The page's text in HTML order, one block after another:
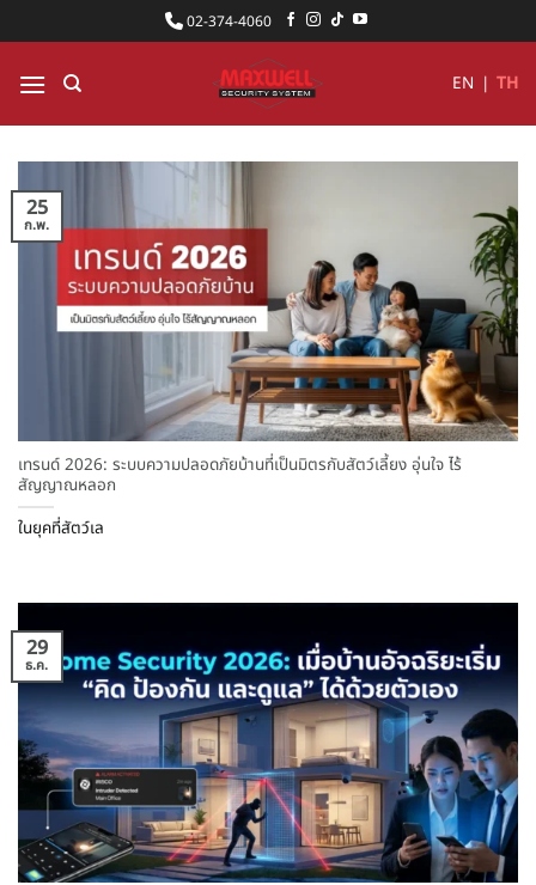
ไป
ยัง
เนื้อหา
02-374-4060
EN | TH
เทรนด์ 2026: ระบบความปลอดภัยบ้านที่เป็นมิตรกับสัตว์เลี้ยง อุ่นใจ ไร้
สัญญาณหลอก
ในยุคที่สัตว์เล
25
ก.พ.
29
ธ.ค.